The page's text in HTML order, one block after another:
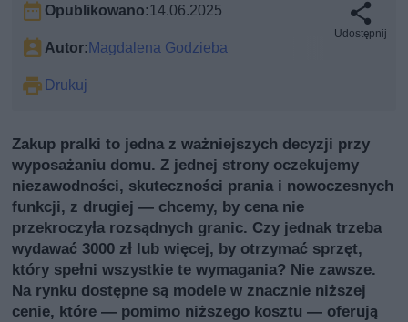
Opublikowano:14.06.2025
Autor: Magdalena Godzieba
Drukuj
Udostępnij
Zakup pralki to jedna z ważniejszych decyzji przy
wyposażaniu domu. Z jednej strony oczekujemy
niezawodności, skuteczności prania i nowoczesnych
funkcji, z drugiej — chcemy, by cena nie
przekroczyła rozsądnych granic. Czy jednak trzeba
wydawać 3000 zł lub więcej, by otrzymać sprzęt,
który spełni wszystkie te wymagania? Nie zawsze.
Na rynku dostępne są modele w znacznie niższej
cenie, które — pomimo niższego kosztu — oferują